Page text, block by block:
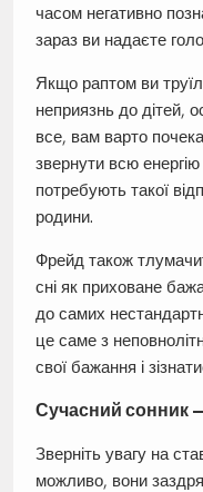
часом негативно
зараз ви надаєте
Якщо раптом ви
неприязнь до дітей,
все, вам варто
звернути всю
потребують такої
родини.
Фрейд також
сні як приховане
до самих
це саме з
свої бажання і
Сучасний сонник
Зверніть увагу на
можливо, вони